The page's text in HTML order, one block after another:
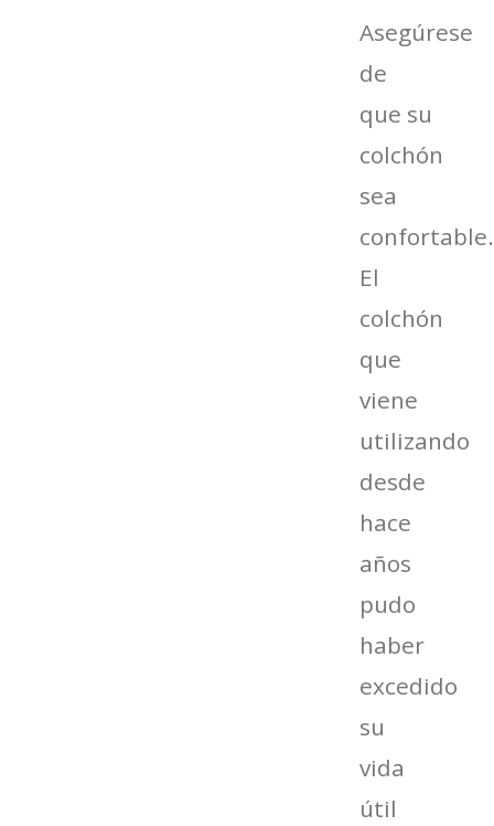
Asegúrese
de
que su
colchón
sea
confortable.
El
colchón
que
viene
utilizando
desde
hace
años
pudo
haber
excedido
su
vida
útil 